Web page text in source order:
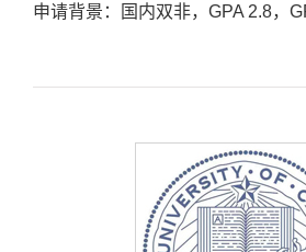
申请背景：国内双非，GPA 2.8，